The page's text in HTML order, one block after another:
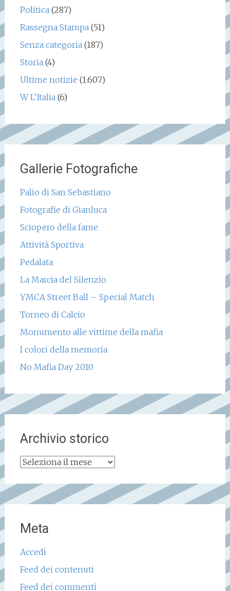
Politica(287)
Rassegna Stampa(51)
Senza categoria(187)
Storia(4)
Ultime notizie (1.607)
W L'Italia(6)
Gallerie Fotografiche
Palio di San Sebastiano
Fotografie di Gianluca
Sciopero della fame
Attività Sportiva
Pedalata
La Marcia del Silenzio
YMCA Street Ball – Special Match
Torneo di Calcio
Monumento alle vittime della mafia
I colori della memoria
No Mafia Day 2010
Archivio storico
Archivio
Meta
Accedi
Feed dei contenuti
Feed dei commenti